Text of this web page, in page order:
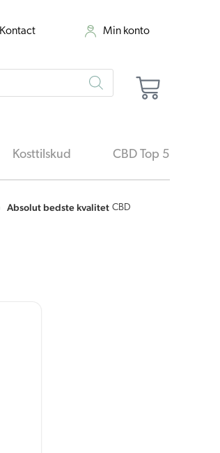
Kontact Min konto
Kurv
Kosttilskud CBD Top 5
Absolut bedste kvalitet CBD